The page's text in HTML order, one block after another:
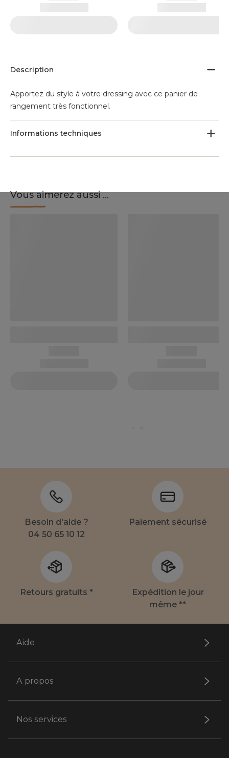
Description
Apportez du style à votre dressing avec ce panier de
rangement très fonctionnel.
Informations techniques
Vous aimerez aussi ...
Besoin d'aide ?
04 50 65 10 12
Paiement sécurisé
Retours gratuits *
Expédition le jour
même **
Aide
A propos
Nos services